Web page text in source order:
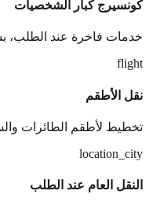
كونسيرج كبار الشخصيات
خدمات فاخرة عند
flight
نقل الأطقم
تخطيط لأطقم الطائرات
location_city
النقل العام عند الطلب